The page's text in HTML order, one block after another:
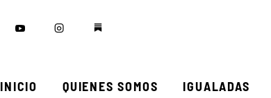
INICIO QUIENES SOMOS IGUALADAS